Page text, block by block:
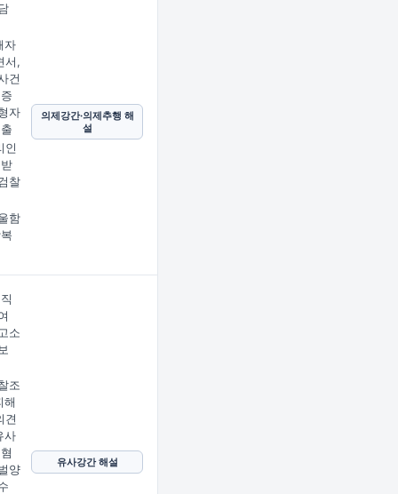
자
서,
건
자
인
찰
함
의제강간·의제추행 해
설
소
조
해
견
사
양
유사강간 해설